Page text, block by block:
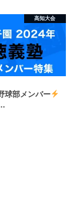
高知大会
球部メンバー